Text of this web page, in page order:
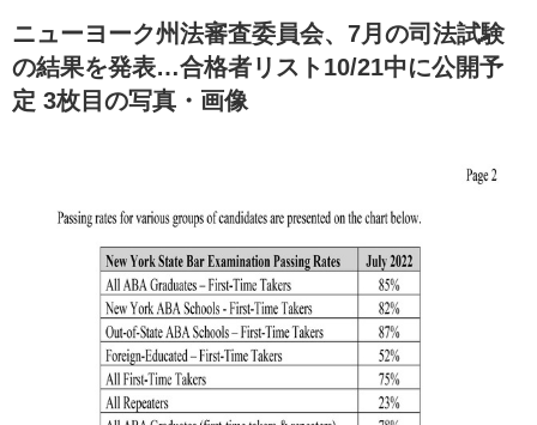
ニューヨーク州法審査委員会、7月の司法試験
の結果を発表…合格者リスト10/21中に公開予
定 3枚目の写真・画像